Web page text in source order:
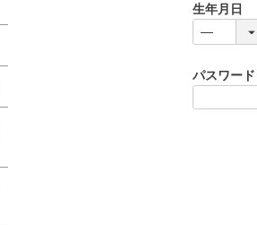
生年月日
パスワード